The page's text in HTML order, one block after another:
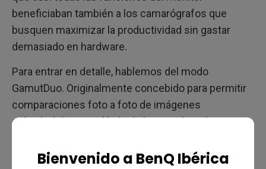
Bienvenido a BenQ Ibérica
beneficiaban también a los camarógrafos que
busquen maximizar la productividad sin gastar
demasiado en hardware.
Para entrar en detalle, hablemos del modo
GamutDuo. Originalmente concebido para permitir
comparaciones foto a foto de imágenes
colocándolas una al lado de la otra, el modo
pantalla en dos. Por ejemplo, una mitad muestra